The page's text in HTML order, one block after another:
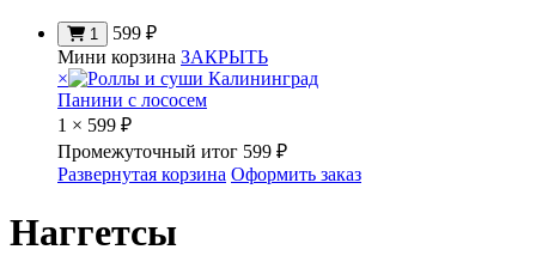
1 599 ₽
Мини корзина ЗАКРЫТЬ
×
Панини с лососем
1 × 599 ₽
Промежуточный итог 599 ₽
Развернутая корзина Оформить заказ
Наггетсы